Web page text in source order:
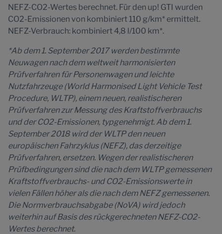
NEFZ-CO2-Wertes berechnet. Für den up! GTI wurden
CO2-Emissionen von kombiniert 110 g/km* ermittelt.
NEFZ-Verbrauch: kombiniert 4,8 l/100 km*.
*Ab dem 1. September 2017 werden bestimmte
Neuwagen nach dem weltweit harmonisierten
Prüfverfahren für Personenwagen und leichte
Nutzfahrzeuge (World Harmonised Light Vehicle Test
Procedure, WLTP), einem neuen, realistischeren
Prüfverfahren zur Messung des Kraftstoffverbrauchs
und der CO2-Emissionen, typgenehmigt. Ab dem 1.
September 2018 wird der WLTP den neuen
europäischen Fahrzyklus (NEFZ), das derzeitige
Prüfverfahren, ersetzen. Wegen der realistischeren
Prüfbedingungen sind die nach dem WLTP gemessenen
Kraftstoffverbrauchs- und CO2-Emissionswerte in
vielen Fällen höher als die nach dem NEFZ gemessenen.
Die Normverbrauchsabgabe (NoVA) wird jedoch
weiterhin auf Basis des rückgerechneten NEFZ-CO2-
Wertes berechnet.